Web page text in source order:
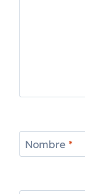
Nombre *